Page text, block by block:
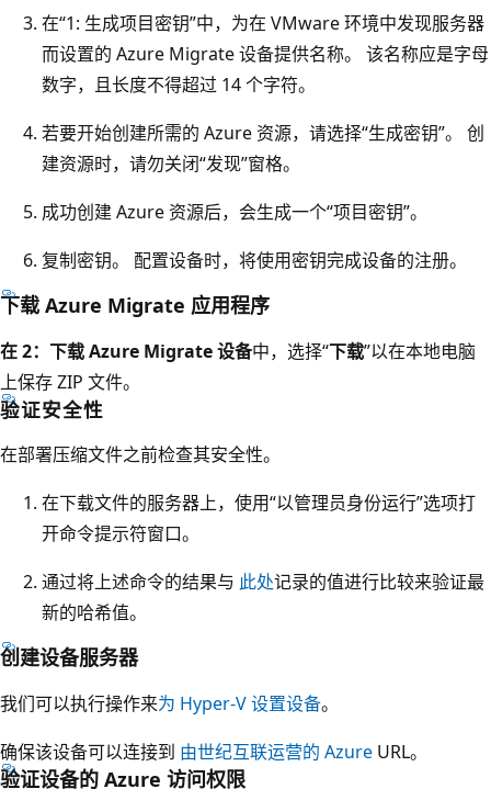
在“1: 生成项目密钥”中，为在 VMware 环境中发现服务器
而设置的 Azure Migrate 设备提供名称。 该名称应是字母
数字，且长度不得超过 14 个字符。
若要开始创建所需的 Azure 资源，请选择“生成密钥”。 创
建资源时，请勿关闭“发现”窗格。
成功创建 Azure 资源后，会生成一个“项目密钥”。
复制密钥。 配置设备时，将使用密钥完成设备的注册。
下载 Azure Migrate 应用程序
在 2：下载 Azure Migrate 设备中，选择“下载”以在本地电脑
上保存 ZIP 文件。
验证安全性
在部署压缩文件之前检查其安全性。
在下载文件的服务器上，使用“以管理员身份运行”选项打
开命令提示符窗口。
通过将上述命令的结果与 此处记录的值进行比较来验证最
新的哈希值。
创建设备服务器
我们可以执行操作来为 Hyper-V 设置设备。
确保该设备可以连接到 由世纪互联运营的 Azure URL。
验证设备的 Azure 访问权限